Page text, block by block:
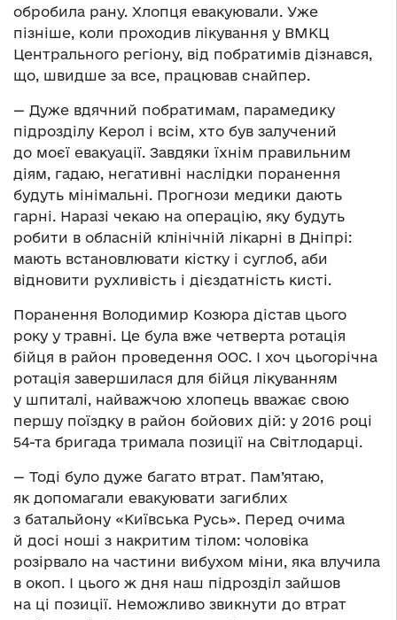
обробила рану. Хлопця евакуювали. Уже
пізніше, коли проходив лікування у ВМКЦ
Центрального регіону, від побратимів дізнався,
що, швидше за все, працював снайпер.
— Дуже вдячний побратимам, парамедику
підрозділу Керол і всім, хто був залучений
до моєї евакуації. Завдяки їхнім правильним
діям, гадаю, негативні наслідки поранення
будуть мінімальні. Прогнози медики дають
гарні. Наразі чекаю на операцію, яку будуть
робити в обласній клінічній лікарні в Дніпрі:
мають встановлювати кістку і суглоб, аби
відновити рухливість і дієздатність кисті.
Поранення Володимир Козюра дістав цього
року у травні. Це була вже четверта ротація
бійця в район проведення ООС. І хоч цьогорічна
ротація завершилася для бійця лікуванням
у шпиталі, найважчою хлопець вважає свою
першу поїздку в район бойових дій: у 2016 році
54-та бригада тримала позиції на Світлодарці.
— Тоді було дуже багато втрат. Пам’ятаю,
як допомагали евакуювати загиблих
з батальйону «Київська Русь». Перед очима
й досі ноші з накритим тілом: чоловіка
розірвало на частини вибухом міни, яка влучила
в окоп. І цього ж дня наш підрозділ зайшов
на ці позиції. Неможливо звикнути до втрат